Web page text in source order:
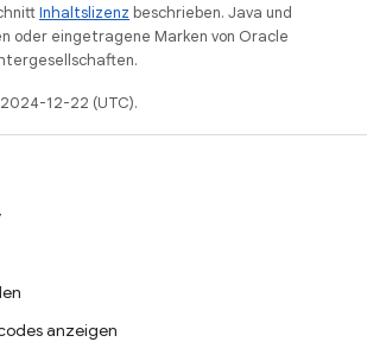
Inhaltslizenz beschrieben. Java und
oder eingetragene Marken von Oracle
12-22 (UTC).
anzeigen